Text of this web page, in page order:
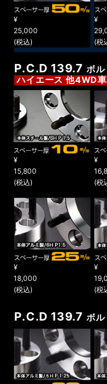
¥
25,000
(税込)
¥
(税
P.C.D 139.7 ボ
ハイエース 他4WD
¥
15,800
(税込)
¥
(税
¥
18,000
(税込)
¥
(税
P.C.D 139.7 ボ